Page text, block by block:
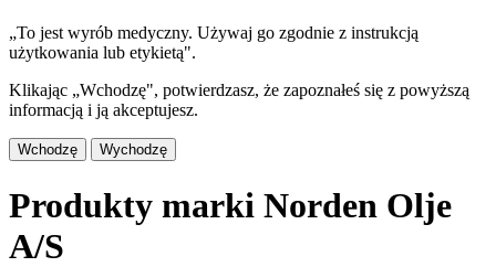
„To jest wyrób medyczny. Używaj go zgodnie z instrukcją
użytkowania lub etykietą".
Klikając „Wchodzę", potwierdzasz, że zapoznałeś się z powyższą
informacją i ją akceptujesz.
Wchodzę Wychodzę
Produkty marki Norden Olje
A/S